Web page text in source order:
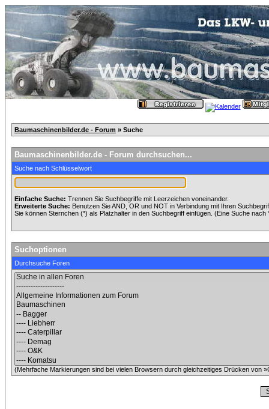
Baumaschinenbilder.de - Forum » Suche
Baumaschinenbilder.de - Forum durchsuchen...
Suche nach Schlüsselwort
Einfache Suche: Trennen Sie Suchbegriffe mit Leerzeichen voneinander.
Erweiterte Suche: Benutzen Sie AND, OR und NOT in Verbindung mit Ihren
Sie können Sternchen (*) als Platzhalter in den Suchbegriff einfügen. (Eine Suche
Suchoptionen
Durchsuche Foren
(Mehrfache Markierungen sind bei vielen Browsern durch gleichzeitiges Drücken von